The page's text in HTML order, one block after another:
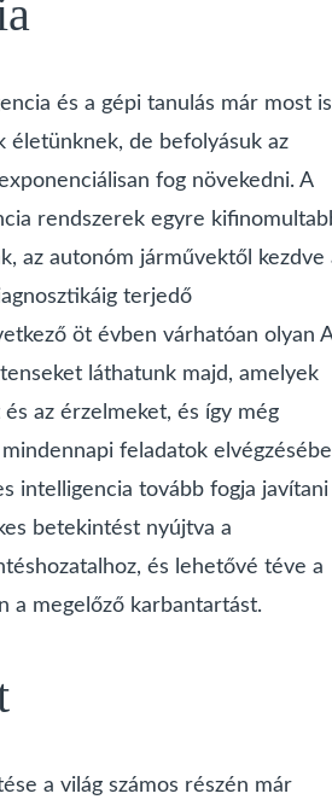
és a gépi tanulás már most is
életünknek, de befolyásuk az
fog növekedni. A
rendszerek egyre
az autonóm járművektől kezdve
terjedő
öt évben várhatóan olyan
láthatunk majd, amelyek
az érzelmeket, és így még
mindennapi feladatok
intelligencia tovább fogja javítani
betekintést nyújtva a
és lehetővé téve a
a megelőző karbantartást.
a világ számos részén már